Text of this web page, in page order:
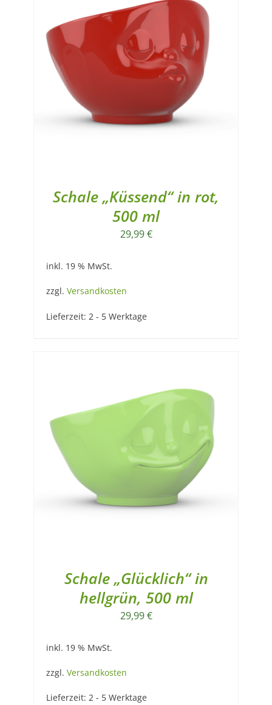
Schale „Küssend“ in rot,
500 ml
29,99€
inkl. 19 % MwSt.
zzgl. Versandkosten
Lieferzeit: 2 - 5 Werktage
Schale „Glücklich“ in
hellgrün, 500 ml
29,99€
inkl. 19 % MwSt.
zzgl. Versandkosten
Lieferzeit: 2 - 5 Werktage